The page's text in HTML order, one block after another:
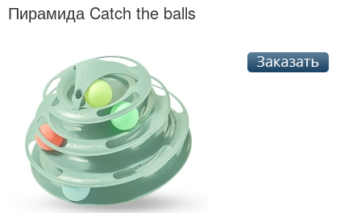
Пирамида Catch the balls